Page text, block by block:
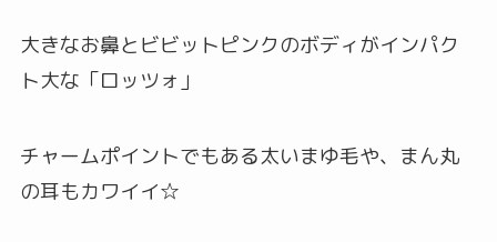
大きなお鼻とビビットピンクのボディがインパク
ト大な「ロッツォ」
チャームポイントでもある太いまゆ毛や、まん丸
の耳もカワイイ☆